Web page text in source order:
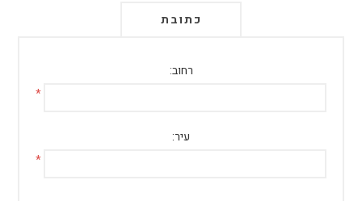
כתובת
רחוב:
*
עיר:
*